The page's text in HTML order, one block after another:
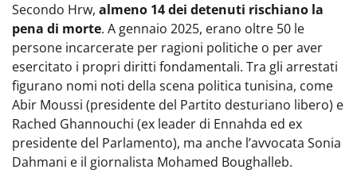
Secondo Hrw, almeno 14 dei detenuti rischiano la
pena di morte. A gennaio 2025, erano oltre 50 le
persone incarcerate per ragioni politiche o per aver
esercitato i propri diritti fondamentali. Tra gli arrestati
figurano nomi noti della scena politica tunisina, come
Abir Moussi (presidente del Partito desturiano libero) e
Rached Ghannouchi (ex leader di Ennahda ed ex
presidente del Parlamento), ma anche l’avvocata Sonia
Dahmani e il giornalista Mohamed Boughalleb.